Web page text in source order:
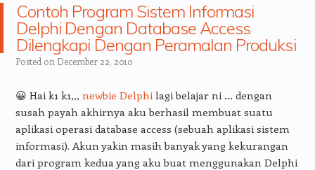
Contoh Program Sistem Informasi
Delphi Dengan Database Access
Dilengkapi Dengan Peramalan Produksi
Posted on December 22, 2010
😀 Hai k1 k1,,, newbie Delphilagi belajar ni … dengan
susah payah akhirnya aku berhasil membuat suatu
aplikasi operasi database access (sebuah aplikasi sistem
informasi). Akun yakin masih banyak yang kekurangan
dari program kedua yang aku buat menggunakan Delphi